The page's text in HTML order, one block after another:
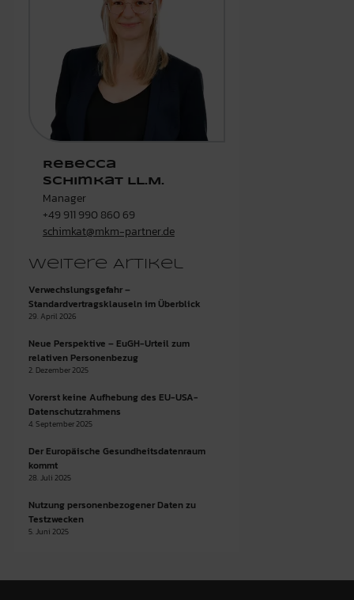
Rebecca
Schimkat LL.M.
Manager
+49 911 990 860 69
schimkat@mkm-partner.de
Weitere Artikel
Verwechslungsgefahr –
Standardvertragsklauseln im Überblick
29. April 2026
Neue Perspektive – EuGH-Urteil zum
relativen Personenbezug
2. Dezember 2025
Vorerst keine Aufhebung des EU-USA-
Datenschutzrahmens
4. September 2025
Der Europäische Gesundheitsdatenraum
kommt
28. Juli 2025
Nutzung personenbezogener Daten zu
Testzwecken
5. Juni 2025